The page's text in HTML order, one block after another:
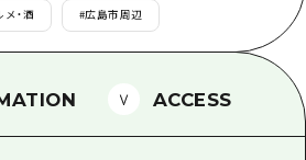
FREE Wi-Fi
内所
を訪れる外国人旅行者向け情報一
ティアガイド
メ・酒 #広島市周辺
ACCESS